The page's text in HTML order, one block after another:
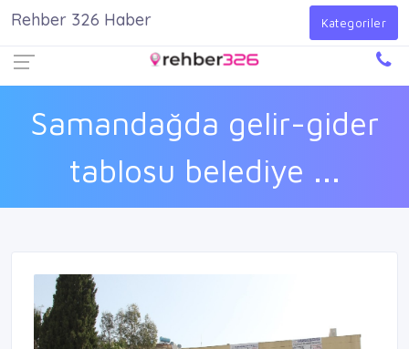
Giriş Yap
Samandağda gelir-gider
tablosu belediye ...
Rehber 326 Haber Kategoriler